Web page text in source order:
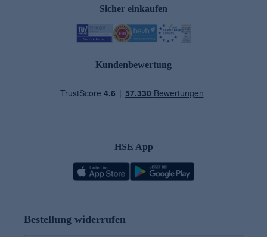
Sicher einkaufen
Kundenbewertung
HSE App
Bestellung widerrufen